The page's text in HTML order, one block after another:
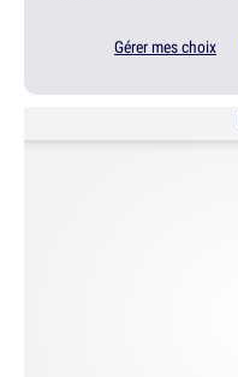
Gérer mes choix